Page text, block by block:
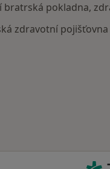
bratrská pokladna,
zdravotní pojišťovna